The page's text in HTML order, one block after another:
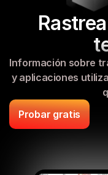
Información sobre
y aplicaciones
Probar gratis